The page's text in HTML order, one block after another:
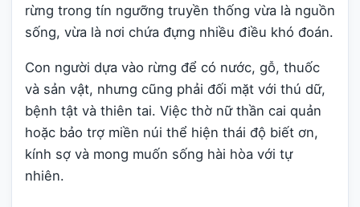
rừng trong tín ngưỡng truyền thống vừa là nguồn
sống, vừa là nơi chứa đựng nhiều điều khó đoán.
Con người dựa vào rừng để có nước, gỗ, thuốc
và sản vật, nhưng cũng phải đối mặt với thú dữ,
bệnh tật và thiên tai. Việc thờ nữ thần cai quản
hoặc bảo trợ miền núi thể hiện thái độ biết ơn,
kính sợ và mong muốn sống hài hòa với tự
nhiên.